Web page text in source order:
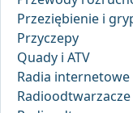
Przeziębienie i
Przyczepy
Quady i ATV
Radia internetowe
Radioodtwarzacze